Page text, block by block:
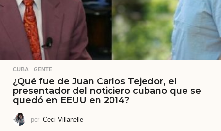
CUBA ,GENTE
¿Qué fue de Juan Carlos Tejedor, el
presentador del noticiero cubano que se
quedó en EEUU en 2014?
por Ceci Villanelle